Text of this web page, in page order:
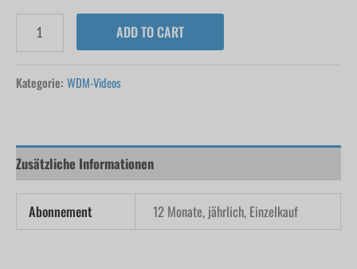
ADD TO CART
Kategorie: WDM-Videos
Zusätzliche Informationen
Abonnement 12 Monate, jährlich, Einzelkauf